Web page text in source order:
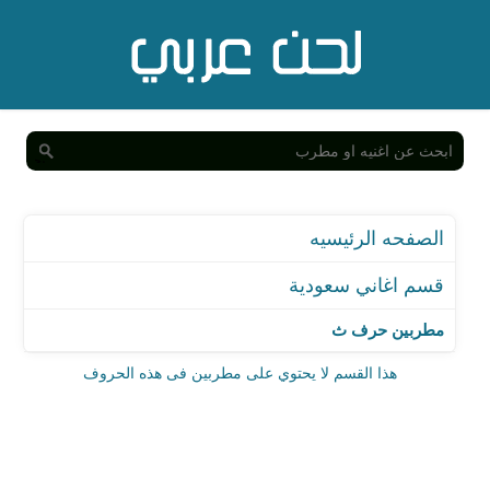
قسم اغاني سعودية
مطربين حرف ث
هذا القسم لا يحتوي على مطربين فى هذه الحروف